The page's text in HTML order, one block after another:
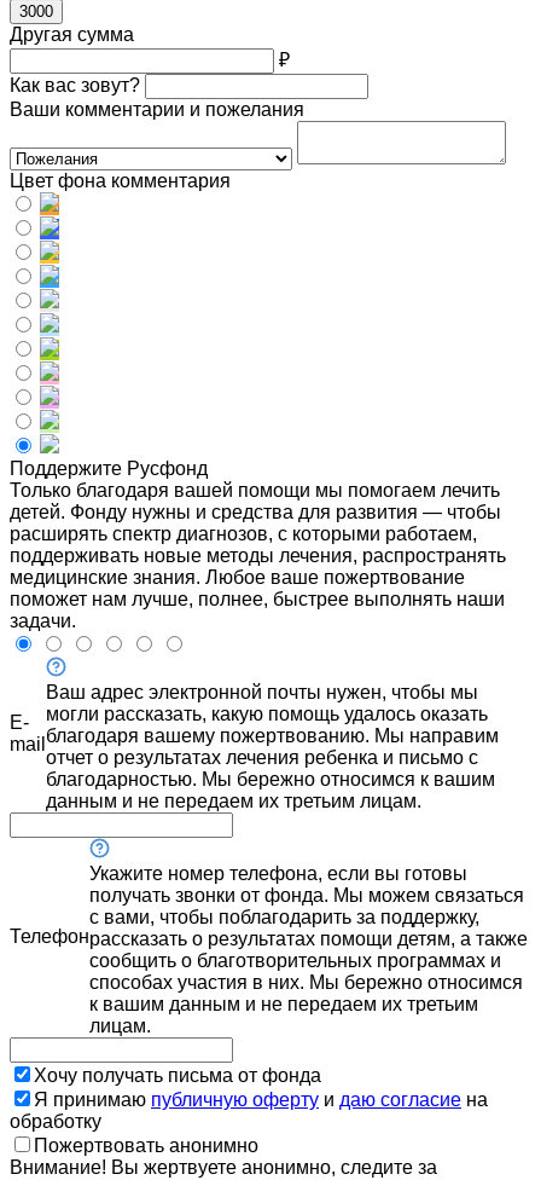
3000
Другая сумма
₽
Как вас зовут?
Ваши комментарии и пожелания
Цвет фона комментария
Поддержите Русфонд
Только благодаря вашей помощи мы помогаем лечить
детей. Фонду нужны и средства для развития — чтобы
расширять спектр диагнозов, с которыми работаем,
поддерживать новые методы лечения, распространять
медицинские знания. Любое ваше пожертвование
поможет нам лучше, полнее, быстрее выполнять наши
задачи.
E-
mail
Ваш адрес электронной почты нужен, чтобы мы
могли рассказать, какую помощь удалось оказать
благодаря вашему пожертвованию. Мы направим
отчет о результатах лечения ребенка и письмо с
благодарностью. Мы бережно относимся к вашим
данным и не передаем их третьим лицам.
Телефон
Укажите номер телефона, если вы готовы
получать звонки от фонда. Мы можем связаться
с вами, чтобы поблагодарить за поддержку,
рассказать о результатах помощи детям, а также
сообщить о благотворительных программах и
способах участия в них. Мы бережно относимся
к вашим данным и не передаем их третьим
лицам.
Хочу получать письма от фонда
Я принимаю публичную оферту и даю согласие на
обработку
Пожертвовать анонимно
Внимание! Вы жертвуете анонимно, следите за